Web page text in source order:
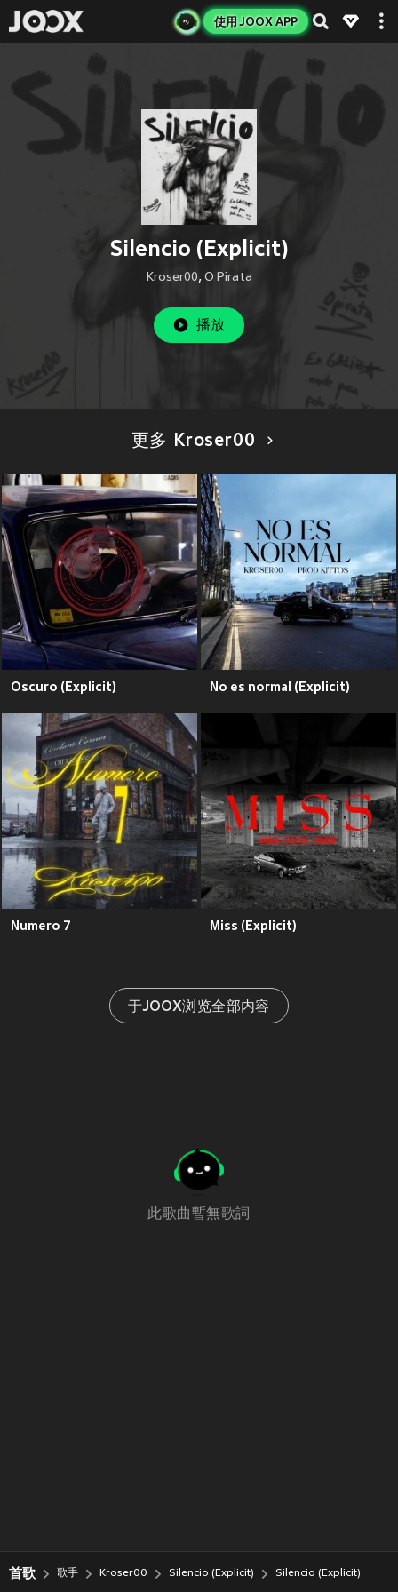
使用 JOOX APP
Silencio (Explicit)
Kroser00, O Pirata
播放
更多 Kroser00
Oscuro (Explicit) No es normal (Explicit)
Numero 7 Miss (Explicit)
于JOOX浏览全部内容
此歌曲暫無歌詞
首歌 歌手 Kroser00 Silencio (Explicit) Silencio (Explicit)